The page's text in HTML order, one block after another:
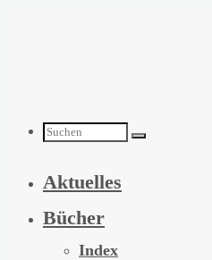
Suchen
nach:
Aktuelles
Bücher
Index